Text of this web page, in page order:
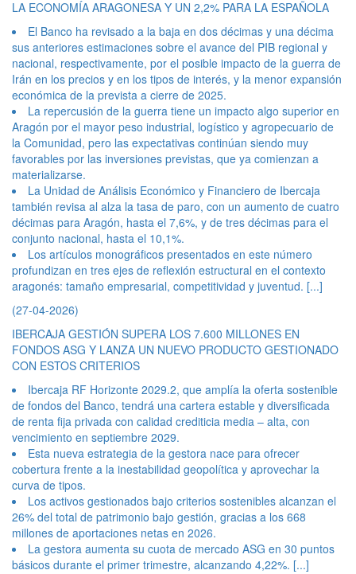
LA ECONOMÍA ARAGONESA Y UN 2,2% PARA LA ESPAÑOLA
El Banco ha revisado a la baja en dos décimas y una décima
sus anteriores estimaciones sobre el avance del PIB regional y
nacional, respectivamente, por el posible impacto de la guerra de
Irán en los precios y en los tipos de interés, y la menor expansión
económica de la prevista a cierre de 2025.
La repercusión de la guerra tiene un impacto algo superior en
Aragón por el mayor peso industrial, logístico y agropecuario de
la Comunidad, pero las expectativas continúan siendo muy
favorables por las inversiones previstas, que ya comienzan a
materializarse.
La Unidad de Análisis Económico y Financiero de Ibercaja
también revisa al alza la tasa de paro, con un aumento de cuatro
décimas para Aragón, hasta el 7,6%, y de tres décimas para el
conjunto nacional, hasta el 10,1%.
Los artículos monográficos presentados en este número
profundizan en tres ejes de reflexión estructural en el contexto
aragonés: tamaño empresarial, competitividad y juventud. [...]
(27-04-2026)
IBERCAJA GESTIÓN SUPERA LOS 7.600 MILLONES EN
FONDOS ASG Y LANZA UN NUEVO PRODUCTO GESTIONADO
CON ESTOS CRITERIOS
Ibercaja RF Horizonte 2029.2, que amplía la oferta sostenible
de fondos del Banco, tendrá una cartera estable y diversificada
de renta fija privada con calidad crediticia media – alta, con
vencimiento en septiembre 2029.
Esta nueva estrategia de la gestora nace para ofrecer
cobertura frente a la inestabilidad geopolítica y aprovechar la
curva de tipos.
Los activos gestionados bajo criterios sostenibles alcanzan el
26% del total de patrimonio bajo gestión, gracias a los 668
millones de aportaciones netas en 2026.
La gestora aumenta su cuota de mercado ASG en 30 puntos
básicos durante el primer trimestre, alcanzando 4,22%. [...]